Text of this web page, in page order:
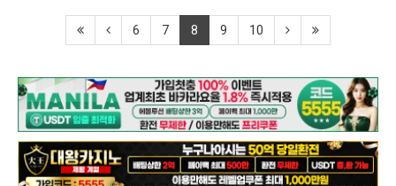
6 7 8 9 10